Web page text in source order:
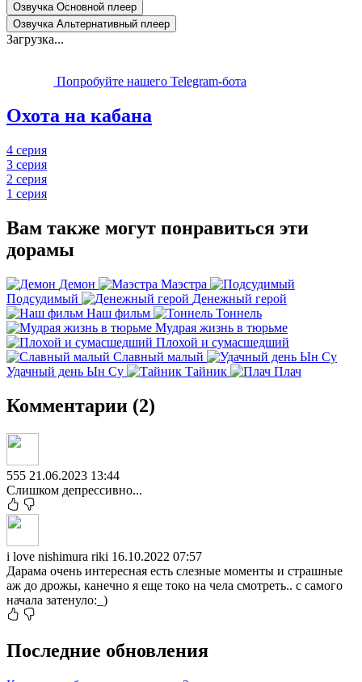
Озвучка Основной плеер
Озвучка Альтернативный плеер
Загрузка...
Попробуйте нашего Telegram-бота
Охота на кабана
4 серия
3 серия
2 серия
1 серия
Вам также могут понравиться эти
дорамы
Демон
Маэстра
Подсудимый
Денежный герой
Наш фильм
Тоннель
Мудрая жизнь в тюрьме
Плохой и сумасшедший
Славный малый
Удачный день Ын Су
Тайник Плач
Комментарии (2)
555 21.06.2023 13:44
Слишком депрессивно...
i love nishimura riki 16.10.2022 07:57
Дарама очень интересная есть слезные моменты и страшные
аж до дрожы, канечно я еще токо на чела смотреть.. с самого
начала затенуло:_)
Последние обновления